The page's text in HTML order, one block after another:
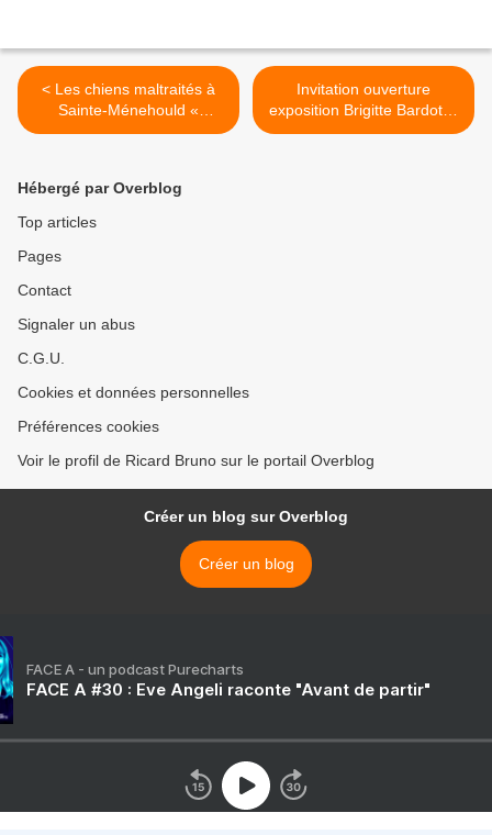
< Les chiens maltraités à
Sainte-Ménehould «
reprennent du poids » dans
Invitation ouverture
exposition Brigitte Bardot le
14 06 2024 >
Hébergé par Overblog
Top articles
Pages
Contact
Signaler un abus
C.G.U.
Cookies et données personnelles
Préférences cookies
Voir le profil de Ricard Bruno sur le portail Overblog
Créer un blog sur Overblog
Créer un blog
FACE A - un podcast Purecharts
FACE A #30 : Eve Angeli raconte "Avant de partir"